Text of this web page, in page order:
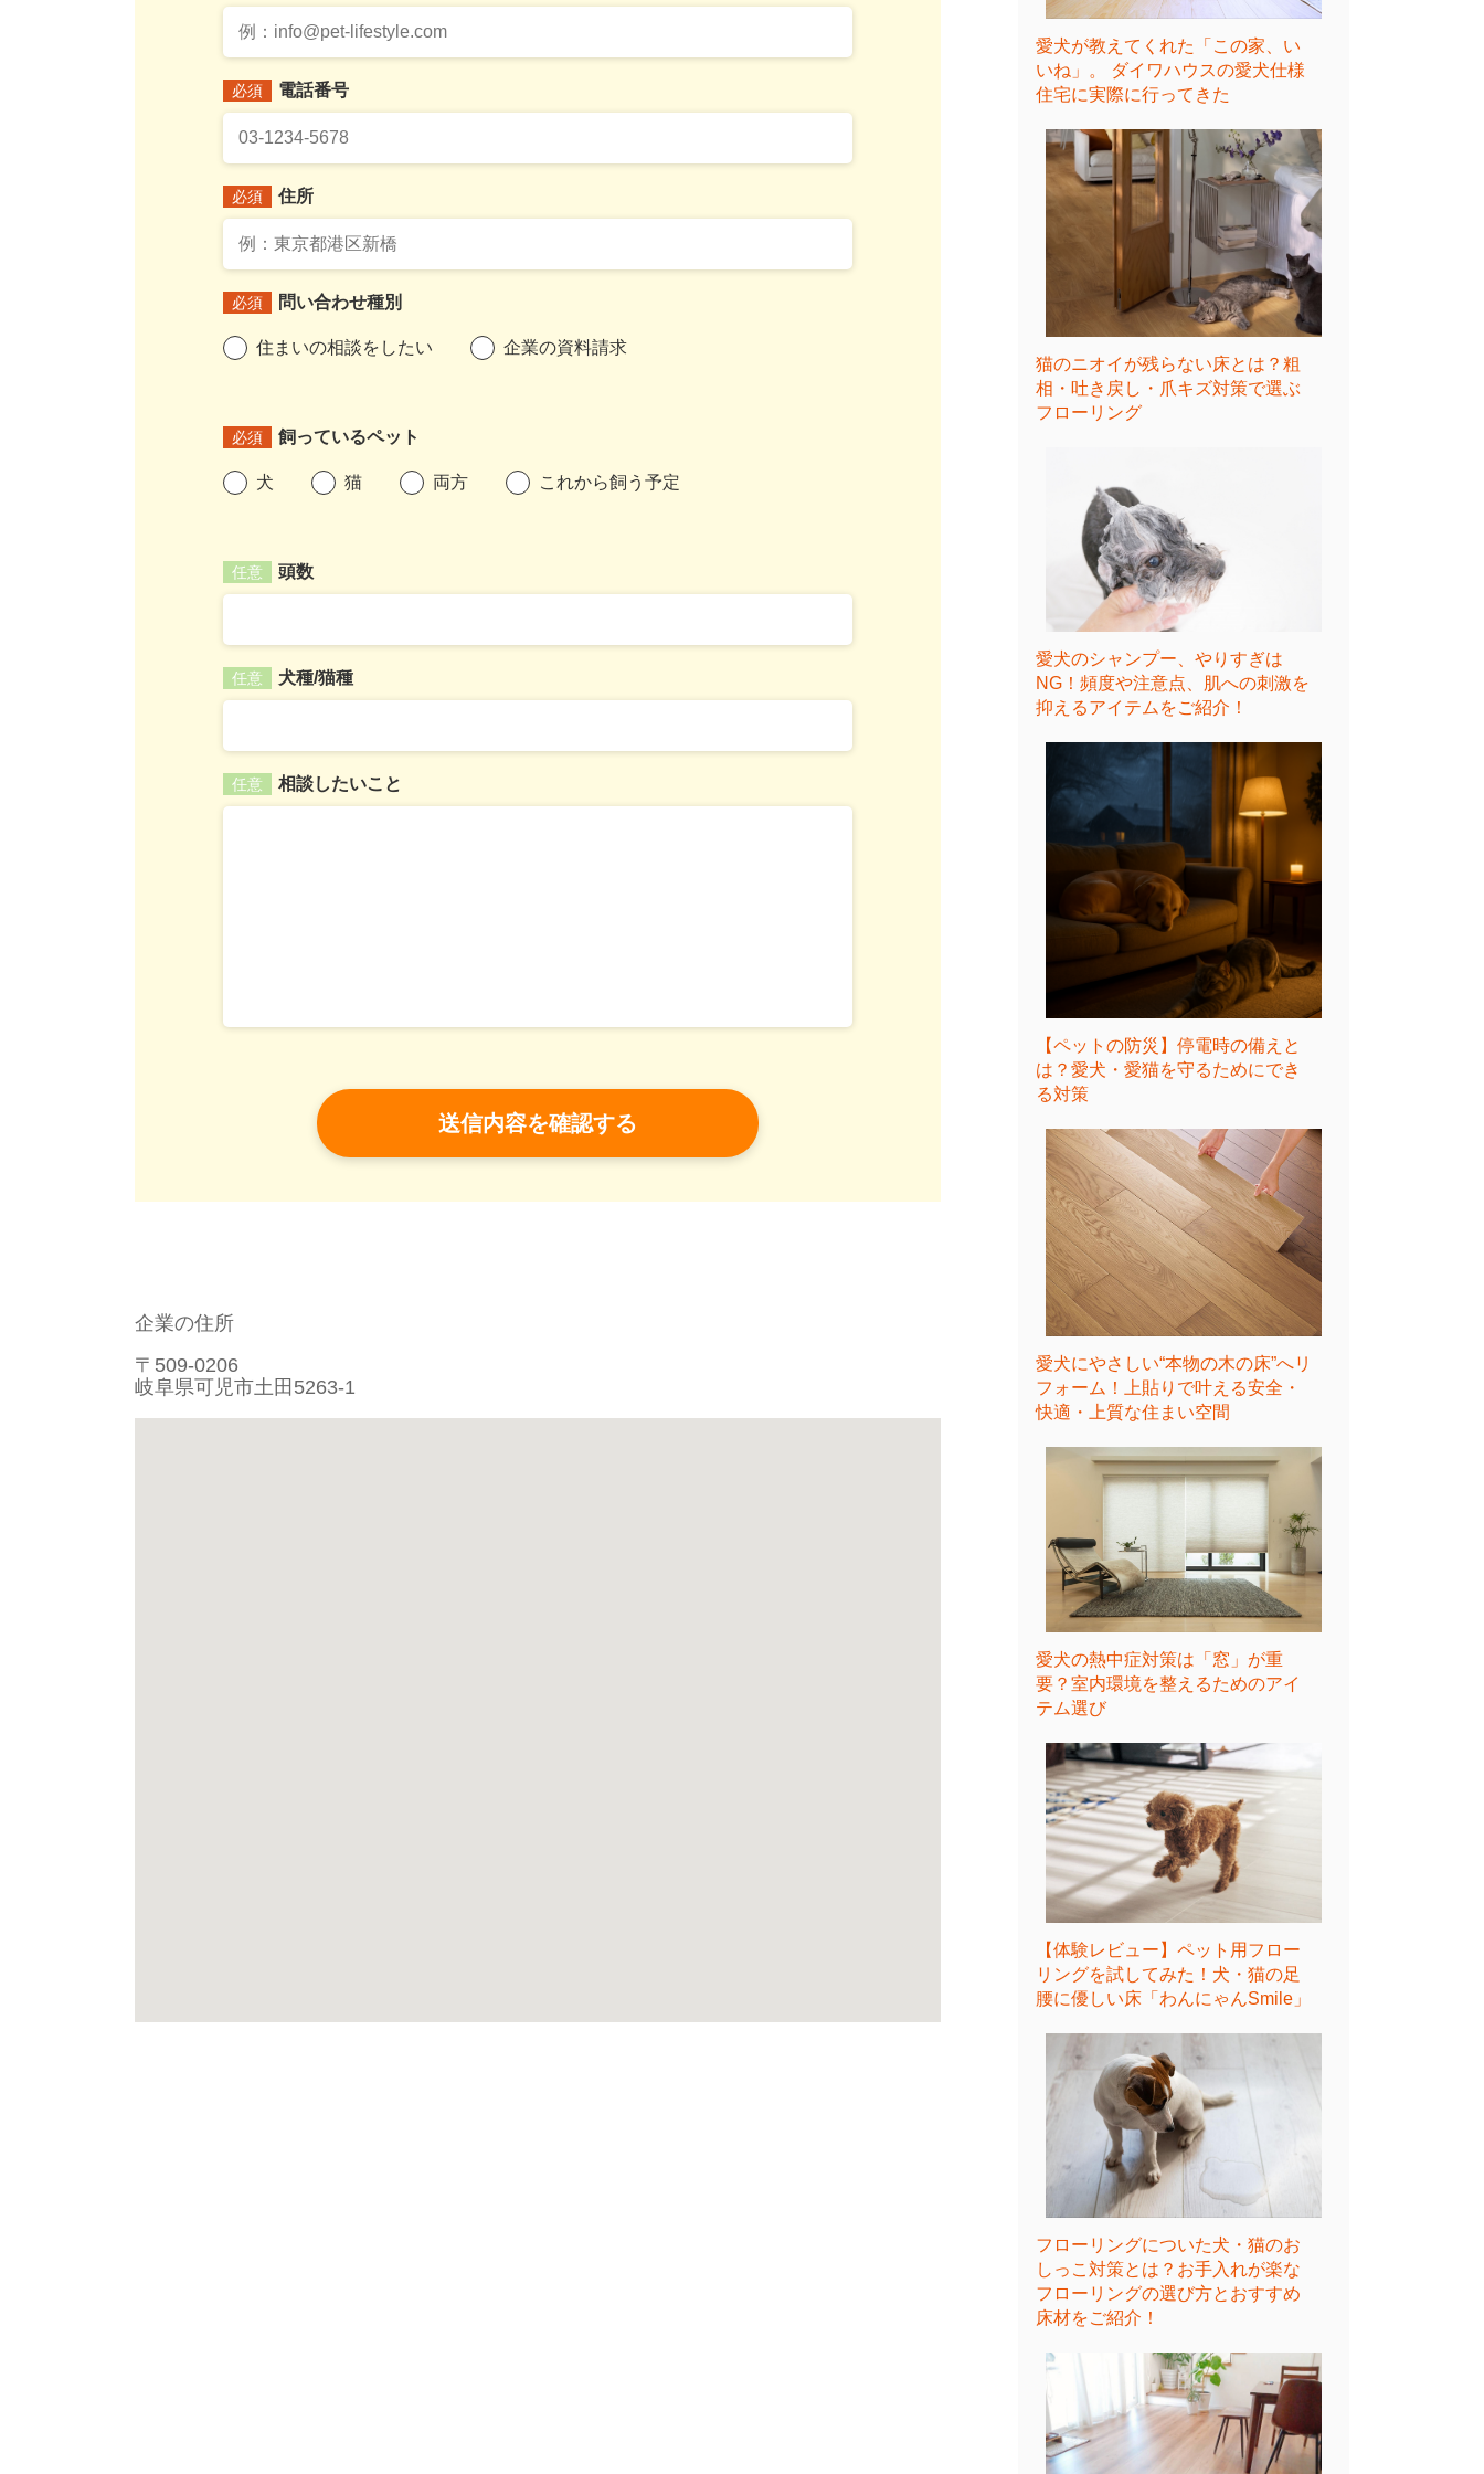
必須 電話番号
必須 住所
必須 問い合わせ種別
住まいの相談をしたい 企業の資料請求
必須 飼っているペット
犬 猫 両方 これから飼う予定
任意 頭数
任意 犬種/猫種
任意 相談したいこと
企業の住所
〒509-0206
岐阜県可児市土田5263-1
愛犬が教えてくれた「この家、い
いね」。 ダイワハウスの愛犬仕様
住宅に実際に行ってきた
猫のニオイが残らない床とは？粗
相・吐き戻し・爪キズ対策で選ぶ
フローリング
愛犬のシャンプー、やりすぎは
NG！頻度や注意点、肌への刺激を
抑えるアイテムをご紹介！
【ペットの防災】停電時の備えと
は？愛犬・愛猫を守るためにでき
る対策
愛犬にやさしい“本物の木の床”へリ
フォーム！上貼りで叶える安全・
快適・上質な住まい空間
愛犬の熱中症対策は「窓」が重
要？室内環境を整えるためのアイ
テム選び
【体験レビュー】ペット用フロー
リングを試してみた！犬・猫の足
腰に優しい床「わんにゃんSmile」
フローリングについた犬・猫のお
しっこ対策とは？お手入れが楽な
フローリングの選び方とおすすめ
床材をご紹介！